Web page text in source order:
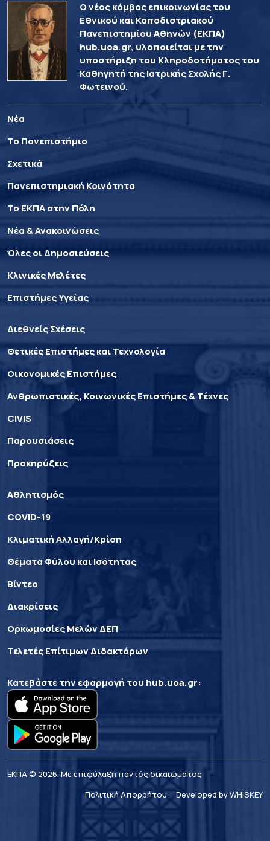
Ο νέος κόμβος επικοινωνίας του
Εθνικού και Καποδιστριακού
Πανεπιστημίου Αθηνών (ΕΚΠΑ)
hub.uoa.gr, υλοποιείται με την
υποστήριξη του Κληροδοτήματος του
Καθηγητή της Ιατρικής Σχολής Γ.
Φωτεινού.
Νέα
Το Πανεπιστήμιο
Σχετικά
Πανεπιστημιακή Κοινότητα
Το ΕΚΠΑ στην Πόλη
Νέα & Ανακοινώσεις
Όλες οι Δημοσιεύσεις
Κλινικές Μελέτες
Επιστήμες Υγείας
Διεθνείς Σχέσεις
Θετικές Επιστήμες και Τεχνολογία
Οικονομικές Επιστήμες
Ανθρωπιστικές, Κοινωνικές Επιστήμες & Τέχνες
CIVIS
Παρουσιάσεις
Προκηρύξεις
Αθλητισμός
COVID-19
Κλιματική Αλλαγή/Κρίση
Θέματα Φύλου και Ισότητας
Βίντεο
Διακρίσεις
Ορκωμοσίες Μελών ΔΕΠ
Τελετές Επίτιμων Διδακτόρων
Κατεβάστε την εφαρμογή του hub.uoa.gr:
ΕΚΠΑ © 2026. Με επιφύλαξη παντός δικαιώματος
Πολιτική Απορρήτου
Developed by WHISKEY